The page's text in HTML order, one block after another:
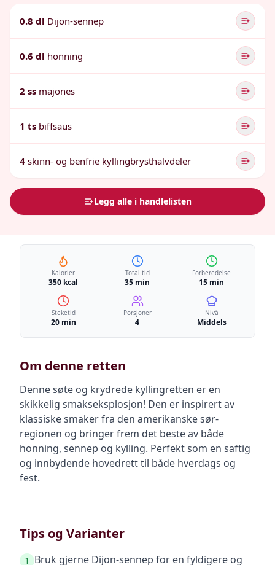
0.8 dl Dijon-sennep
0.6 dl honning
2 ss majones
1 ts biffsaus
4 skinn- og benfrie kyllingbrysthalvdeler
Legg alle i handlelisten
Kalorier
350 kcal
Total tid
35 min
Forberedelse
15 min
Steketid
20 min
Porsjoner
4
Nivå
Middels
Om denne retten
Denne søte og krydrede kyllingretten er en
skikkelig smakseksplosjon! Den er inspirert av
klassiske smaker fra den amerikanske sør-
regionen og bringer frem det beste av både
honning, sennep og kylling. Perfekt som en saftig
og innbydende hovedrett til både hverdags og
fest.
Tips og Varianter
1 Bruk gjerne Dijon-sennep for en fyldigere og